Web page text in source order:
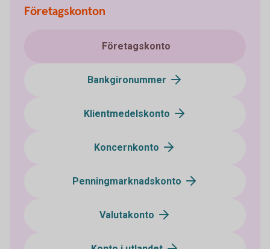
Företagskonton
Företagskonto
Bankgironummer
Klientmedelskonto
Koncernkonto
Penningmarknadskonto
Valutakonto